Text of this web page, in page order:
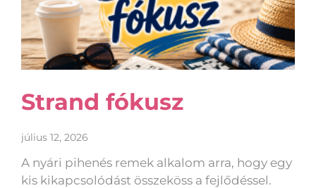
Strand fókusz
július 12, 2026
A nyári pihenés remek alkalom arra, hogy egy
kis kikapcsolódást összeköss a fejlődéssel.